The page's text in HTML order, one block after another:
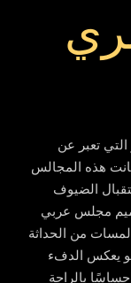
التي تعبر عن
هذه المجالس
الضيوف
مجلس عربي
من الحداثة
يعكس الدفء
بالراحة